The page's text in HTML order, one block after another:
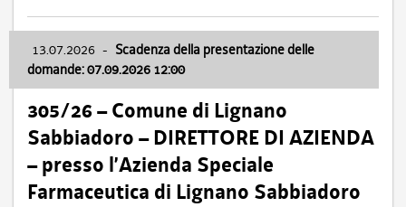
13.07.2026 - Scadenza della presentazione delle
domande: 07.09.2026 12:00
305/26 – Comune di Lignano
Sabbiadoro – DIRETTORE DI AZIENDA
– presso l’Azienda Speciale
Farmaceutica di Lignano Sabbiadoro